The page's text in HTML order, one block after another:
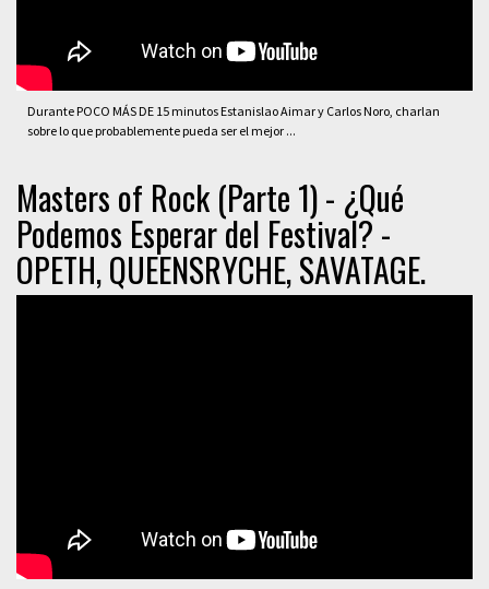
Durante POCO MÁS DE 15 minutos Estanislao Aimar y Carlos Noro, charlan
sobre lo que probablemente pueda ser el mejor ...
Masters of Rock (Parte 1) - ¿Qué
Podemos Esperar del Festival? -
OPETH, QUEENSRYCHE, SAVATAGE.